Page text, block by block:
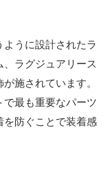
うに設計されたラ
ラグジュアリース
施されています。
で最も重要なパーツ
を防ぐことで装着感